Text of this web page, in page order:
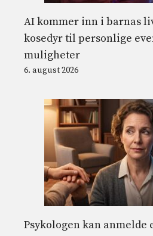
AI kommer inn i barnas
kosedyr til personlige
muligheter
6. august 2026
Psykologen kan anmelde